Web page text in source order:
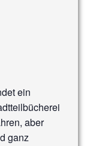
ein
aber
ganz